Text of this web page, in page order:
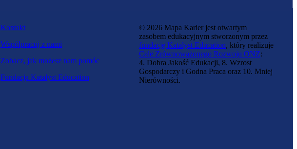
Kontakt
Współpracuj z nami
Zobacz, jak możesz nam pomóc
Fundacja Katalyst Education
© 2026 Mapa Karier jest otwartym
zasobem edukacyjnym stworzonym przez
fundację Katalyst Education, który realizuje
Cele Zrównoważonego Rozwoju ONZ:
4. Dobra Jakość Edukacji, 8. Wzrost
Gospodarczy i Godna Praca oraz 10. Mniej
Nierówności.